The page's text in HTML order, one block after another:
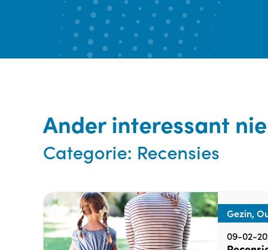
Ander interessant
Categorie: Recensies
Gezin,
09-02-